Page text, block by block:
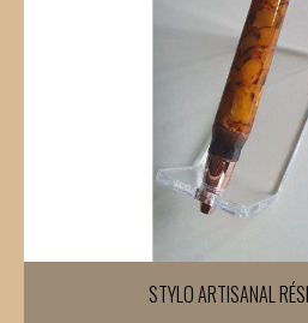
STYLO ARTISANAL